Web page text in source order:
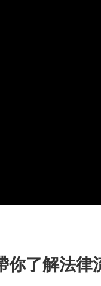
你了解法律